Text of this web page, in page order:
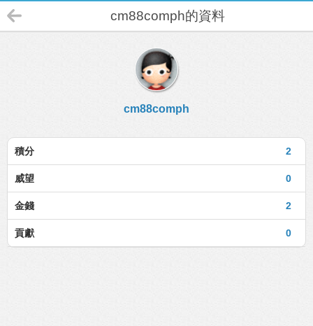
cm88comph的資料
cm88comph
2
積分
0
威望
2
金錢
0
貢獻